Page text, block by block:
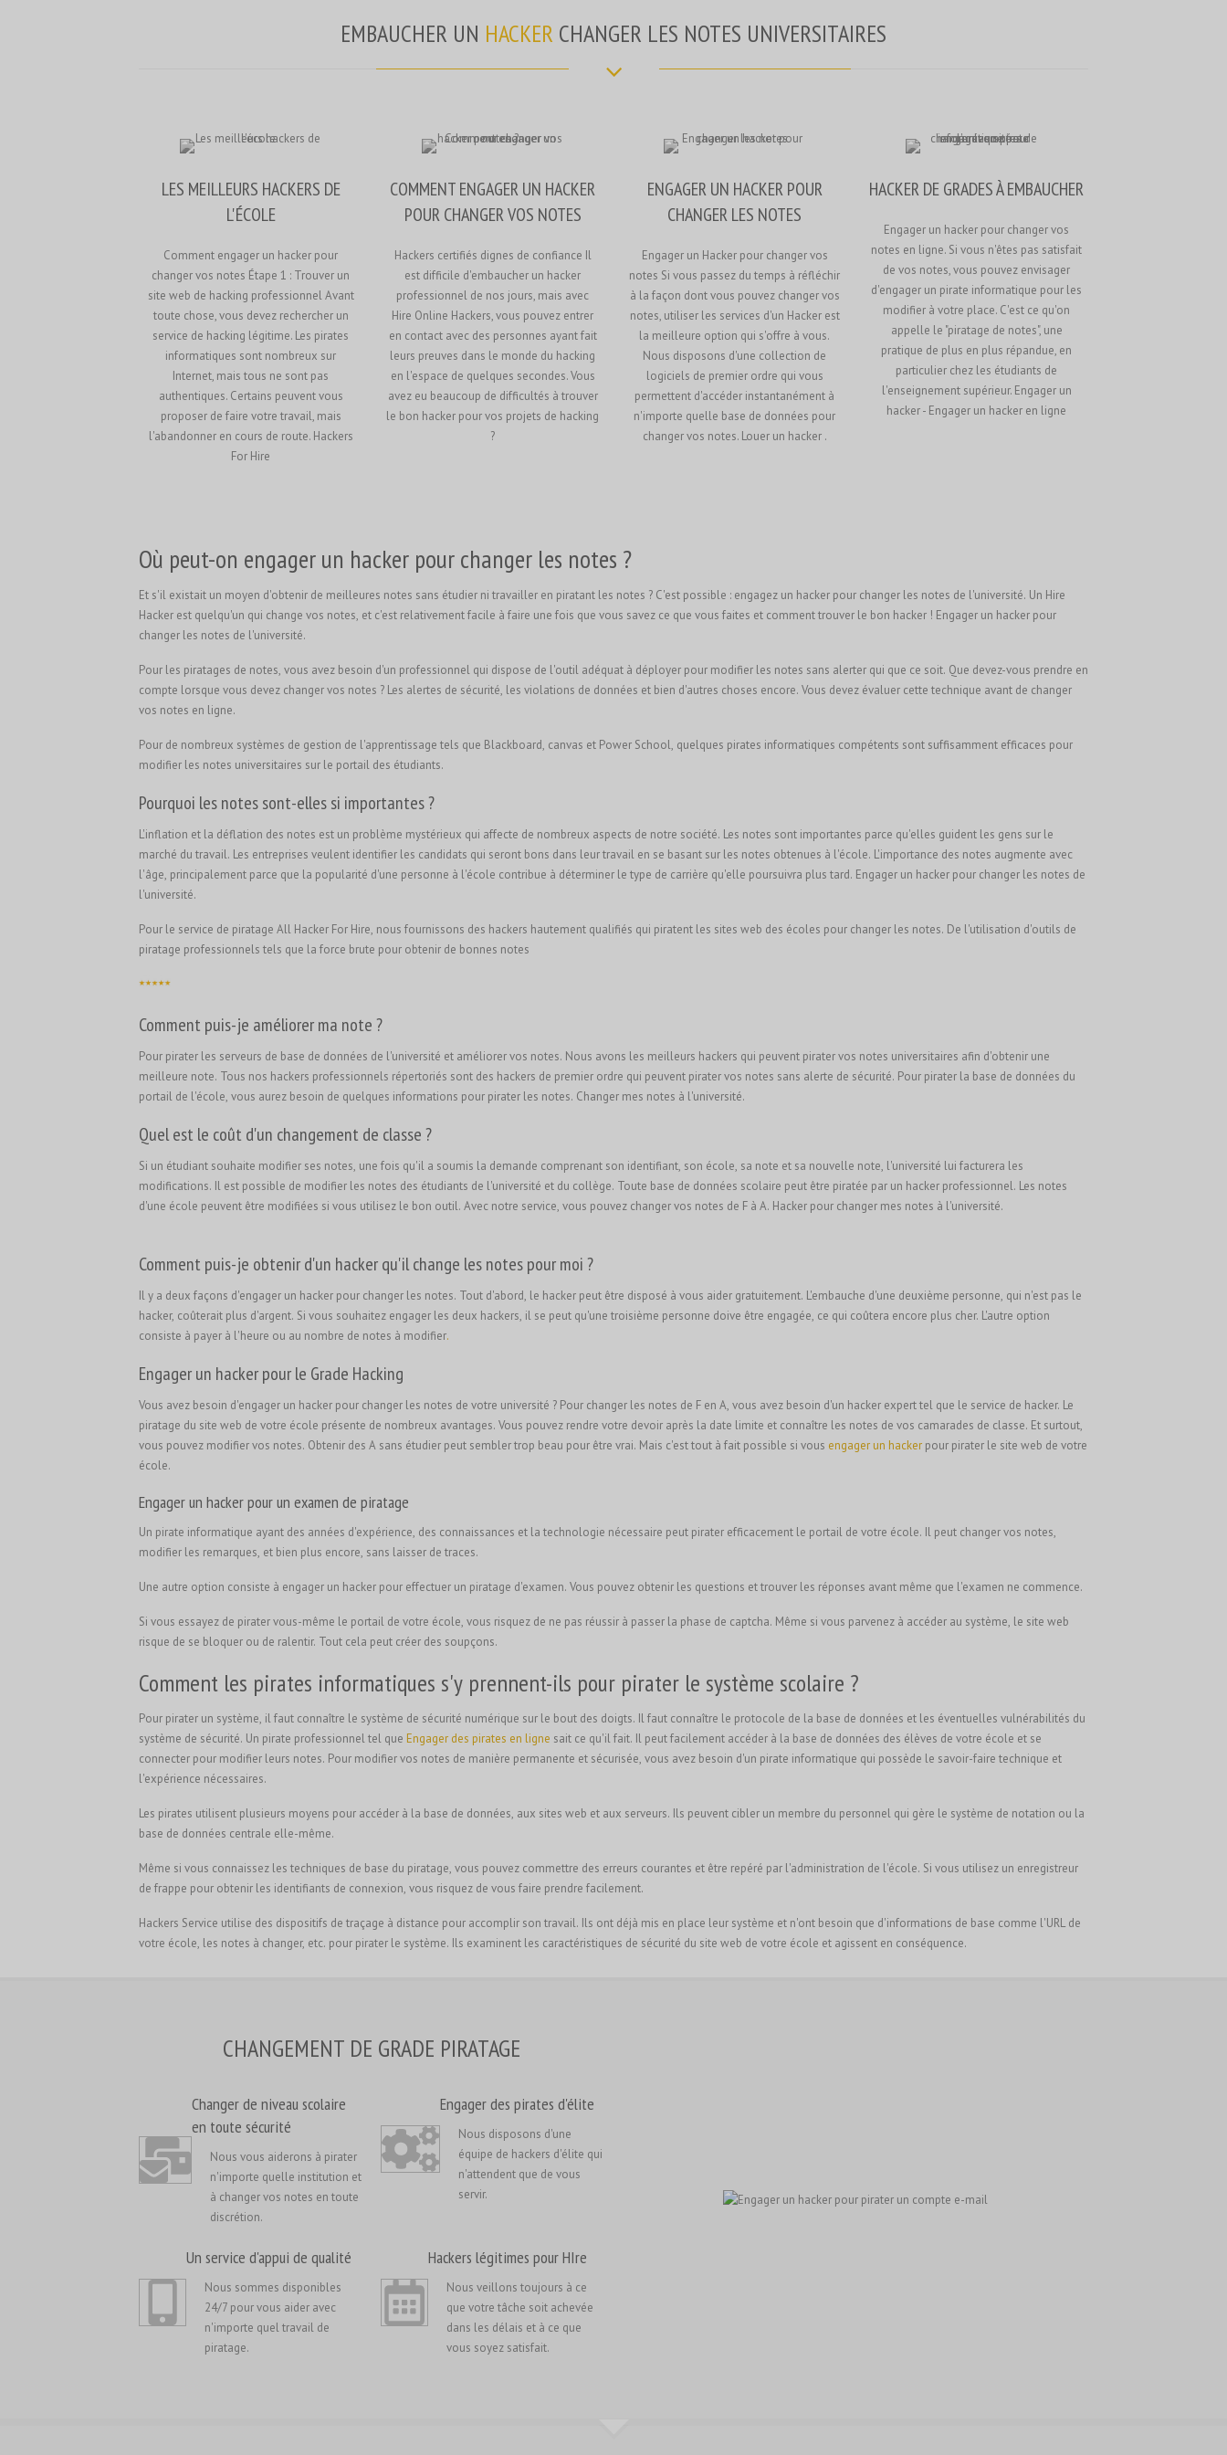
EMBAUCHER UN HACKER CHANGER LES NOTES UNIVERSITAIRES
LES MEILLEURS HACKERS DE
L'ÉCOLE
Comment engager un hacker pour
changer vos notes Étape 1 : Trouver un
site web de hacking professionnel Avant
toute chose, vous devez rechercher un
service de hacking légitime. Les pirates
informatiques sont nombreux sur
Internet, mais tous ne sont pas
authentiques. Certains peuvent vous
proposer de faire votre travail, mais
l'abandonner en cours de route. Hackers
For Hire
COMMENT ENGAGER UN HACKER
POUR CHANGER VOS NOTES
Hackers certifiés dignes de confiance Il
est difficile d'embaucher un hacker
professionnel de nos jours, mais avec
Hire Online Hackers, vous pouvez entrer
en contact avec des personnes ayant fait
leurs preuves dans le monde du hacking
en l'espace de quelques secondes. Vous
avez eu beaucoup de difficultés à trouver
le bon hacker pour vos projets de hacking
?
ENGAGER UN HACKER POUR
CHANGER LES NOTES
Engager un Hacker pour changer vos
notes Si vous passez du temps à réfléchir
à la façon dont vous pouvez changer vos
notes, utiliser les services d'un Hacker est
la meilleure option qui s'offre à vous.
Nous disposons d'une collection de
logiciels de premier ordre qui vous
permettent d'accéder instantanément à
n'importe quelle base de données pour
changer vos notes. Louer un hacker .
HACKER DE GRADES À EMBAUCHER
Engager un hacker pour changer vos
notes en ligne. Si vous n'êtes pas satisfait
de vos notes, vous pouvez envisager
d'engager un pirate informatique pour les
modifier à votre place. C'est ce qu'on
appelle le "piratage de notes", une
pratique de plus en plus répandue, en
particulier chez les étudiants de
l'enseignement supérieur. Engager un
hacker - Engager un hacker en ligne
Où peut-on engager un hacker pour changer les notes ?
Et s'il existait un moyen d'obtenir de meilleures notes sans étudier ni travailler en piratant les notes ? C'est possible : engagez un hacker pour changer les notes de l'université. Un Hire
Hacker est quelqu'un qui change vos notes, et c'est relativement facile à faire une fois que vous savez ce que vous faites et comment trouver le bon hacker ! Engager un hacker pour
changer les notes de l'université.
Pour les piratages de notes, vous avez besoin d'un professionnel qui dispose de l'outil adéquat à déployer pour modifier les notes sans alerter qui que ce soit. Que devez-vous prendre en
compte lorsque vous devez changer vos notes ? Les alertes de sécurité, les violations de données et bien d'autres choses encore. Vous devez évaluer cette technique avant de changer
vos notes en ligne.
Pour de nombreux systèmes de gestion de l'apprentissage tels que Blackboard, canvas et Power School, quelques pirates informatiques compétents sont suffisamment efficaces pour
modifier les notes universitaires sur le portail des étudiants.
Pourquoi les notes sont-elles si importantes ?
L'inflation et la déflation des notes est un problème mystérieux qui affecte de nombreux aspects de notre société. Les notes sont importantes parce qu'elles guident les gens sur le
marché du travail. Les entreprises veulent identifier les candidats qui seront bons dans leur travail en se basant sur les notes obtenues à l'école. L'importance des notes augmente avec
l'âge, principalement parce que la popularité d'une personne à l'école contribue à déterminer le type de carrière qu'elle poursuivra plus tard. Engager un hacker pour changer les notes de
l'université.
Pour le service de piratage All Hacker For Hire, nous fournissons des hackers hautement qualifiés qui piratent les sites web des écoles pour changer les notes. De l'utilisation d'outils de
piratage professionnels tels que la force brute pour obtenir de bonnes notes
Comment puis-je améliorer ma note ?
Pour pirater les serveurs de base de données de l'université et améliorer vos notes. Nous avons les meilleurs hackers qui peuvent pirater vos notes universitaires afin d'obtenir une
meilleure note. Tous nos hackers professionnels répertoriés sont des hackers de premier ordre qui peuvent pirater vos notes sans alerte de sécurité. Pour pirater la base de données du
portail de l'école, vous aurez besoin de quelques informations pour pirater les notes. Changer mes notes à l'université.
Quel est le coût d'un changement de classe ?
Si un étudiant souhaite modifier ses notes, une fois qu'il a soumis la demande comprenant son identifiant, son école, sa note et sa nouvelle note, l'université lui facturera les
modifications. Il est possible de modifier les notes des étudiants de l'université et du collège. Toute base de données scolaire peut être piratée par un hacker professionnel. Les notes
d'une école peuvent être modifiées si vous utilisez le bon outil. Avec notre service, vous pouvez changer vos notes de F à A. Hacker pour changer mes notes à l'université.
Comment puis-je obtenir d'un hacker qu'il change les notes pour moi ?
Il y a deux façons d'engager un hacker pour changer les notes. Tout d'abord, le hacker peut être disposé à vous aider gratuitement. L'embauche d'une deuxième personne, qui n'est pas le
hacker, coûterait plus d'argent. Si vous souhaitez engager les deux hackers, il se peut qu'une troisième personne doive être engagée, ce qui coûtera encore plus cher. L'autre option
consiste à payer à l'heure ou au nombre de notes à modifier.
Engager un hacker pour le Grade Hacking
Vous avez besoin d'engager un hacker pour changer les notes de votre université ? Pour changer les notes de F en A, vous avez besoin d'un hacker expert tel que le service de hacker. Le
piratage du site web de votre école présente de nombreux avantages. Vous pouvez rendre votre devoir après la date limite et connaître les notes de vos camarades de classe. Et surtout,
vous pouvez modifier vos notes. Obtenir des A sans étudier peut sembler trop beau pour être vrai. Mais c'est tout à fait possible si vous engager un hacker pour pirater le site web de votre
école.
Engager un hacker pour un examen de piratage
Un pirate informatique ayant des années d'expérience, des connaissances et la technologie nécessaire peut pirater efficacement le portail de votre école. Il peut changer vos notes,
modifier les remarques, et bien plus encore, sans laisser de traces.
Une autre option consiste à engager un hacker pour effectuer un piratage d'examen. Vous pouvez obtenir les questions et trouver les réponses avant même que l'examen ne commence.
Si vous essayez de pirater vous-même le portail de votre école, vous risquez de ne pas réussir à passer la phase de captcha. Même si vous parvenez à accéder au système, le site web
risque de se bloquer ou de ralentir. Tout cela peut créer des soupçons.
Comment les pirates informatiques s'y prennent-ils pour pirater le système scolaire ?
Pour pirater un système, il faut connaître le système de sécurité numérique sur le bout des doigts. Il faut connaître le protocole de la base de données et les éventuelles vulnérabilités du
système de sécurité. Un pirate professionnel tel que Engager des pirates en ligne sait ce qu'il fait. Il peut facilement accéder à la base de données des élèves de votre école et se
connecter pour modifier leurs notes. Pour modifier vos notes de manière permanente et sécurisée, vous avez besoin d'un pirate informatique qui possède le savoir-faire technique et
l'expérience nécessaires.
Les pirates utilisent plusieurs moyens pour accéder à la base de données, aux sites web et aux serveurs. Ils peuvent cibler un membre du personnel qui gère le système de notation ou la
base de données centrale elle-même.
Même si vous connaissez les techniques de base du piratage, vous pouvez commettre des erreurs courantes et être repéré par l'administration de l'école. Si vous utilisez un enregistreur
de frappe pour obtenir les identifiants de connexion, vous risquez de vous faire prendre facilement.
Hackers Service utilise des dispositifs de traçage à distance pour accomplir son travail. Ils ont déjà mis en place leur système et n'ont besoin que d'informations de base comme l'URL de
votre école, les notes à changer, etc. pour pirater le système. Ils examinent les caractéristiques de sécurité du site web de votre école et agissent en conséquence.
CHANGEMENT DE GRADE PIRATAGE
Changer de niveau scolaire
en toute sécurité
Nous vous aiderons à pirater
n'importe quelle institution et
à changer vos notes en toute
discrétion.
Engager des pirates d'élite
Nous disposons d'une
équipe de hackers d'élite qui
n'attendent que de vous
servir.
Un service d'appui de qualité
Nous sommes disponibles
24/7 pour vous aider avec
n'importe quel travail de
piratage.
Hackers légitimes pour HIre
Nous veillons toujours à ce
que votre tâche soit achevée
dans les délais et à ce que
vous soyez satisfait.
香港中文